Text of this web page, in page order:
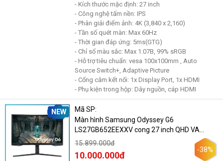
- Kích thước mặc định: 27 inch
- Công nghệ tấm nền: IPS
- Phân giải điểm ảnh: 4K (3,840 x 2,160)
- Tần số quét màn: Max 60Hz
- Thời gian đáp ứng: 5ms(GTG)
- Chỉ số màu sắc: Max 1.07B, 99% sRGB
- Hỗ trợ tiêu chuẩn: vesa 100x100mm , Auto
Source Switch+, Adaptive Picture
- Cổng cắm kết nối: 1x Display Port, 1x HDMI
- Phụ kiện trong hộp: Dây nguồn, cáp HDMI
NEW
Mã SP:
Màn hình Samsung Odyssey G6
LS27GB652EEXXV cong 27 inch QHD VA
240Hz
15.899.000đ
10.000.000đ
-38%